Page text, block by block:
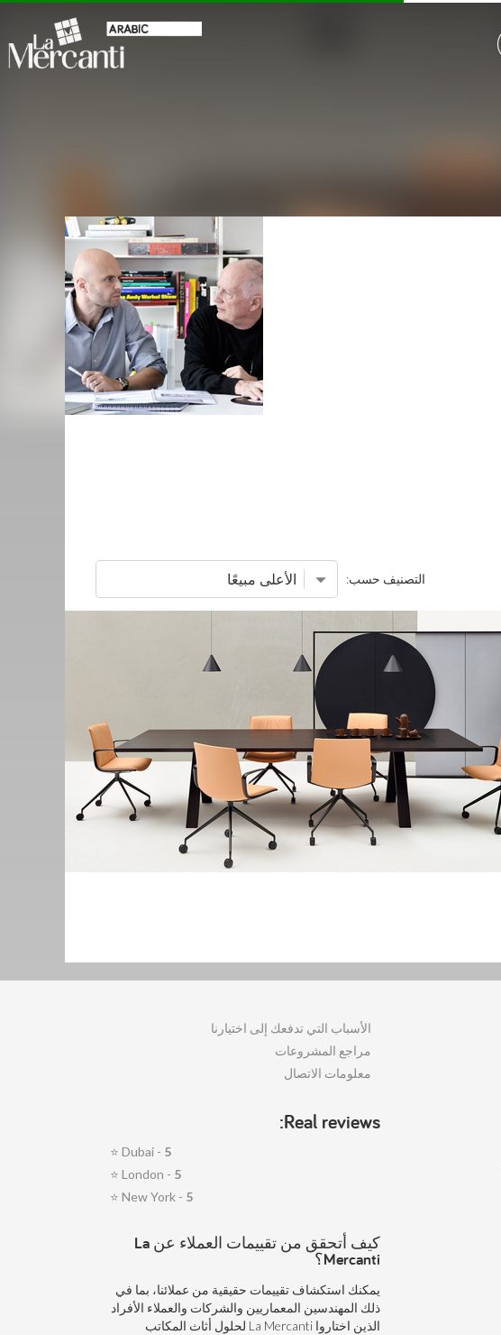
التصنيف حسب:
الأسباب التي تدفعك إلى اختيارنا
مراجع المشروعات
معلومات الاتصال
Real reviews:
Dubai - 5
⭐
London - 5
⭐
New York - 5
⭐
كيف أتحقق من تقييمات العملاء عن La
Mercanti؟
يمكنك استكشاف تقييمات حقيقية من عملائنا، بما في
ذلك المهندسين المعماريين والشركات والعملاء الأفراد
الذين اختاروا La Mercanti لحلول أثاث المكاتب